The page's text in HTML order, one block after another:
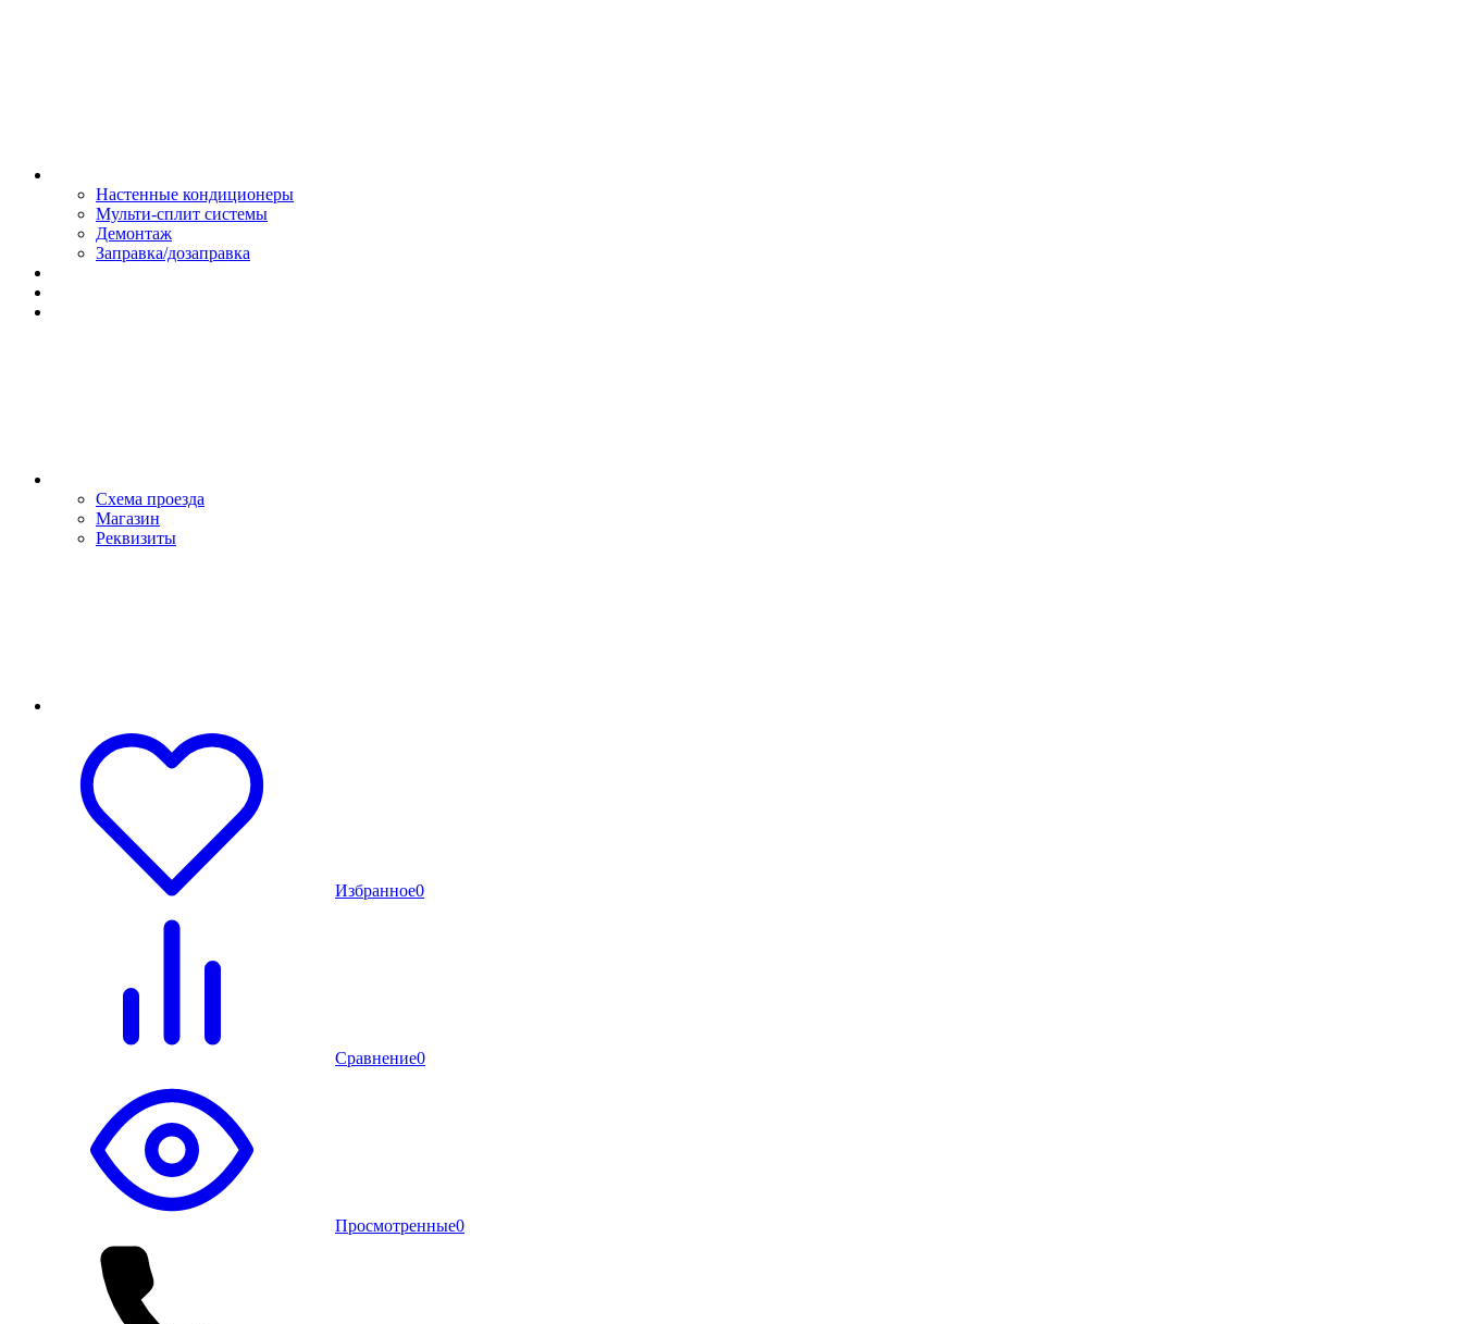
Настенные кондиционеры
Мульти-сплит системы
Демонтаж
Заправка/дозаправка
Схема проезда
Магазин
Реквизиты
Избранное0
Сравнение0
Просмотренные0